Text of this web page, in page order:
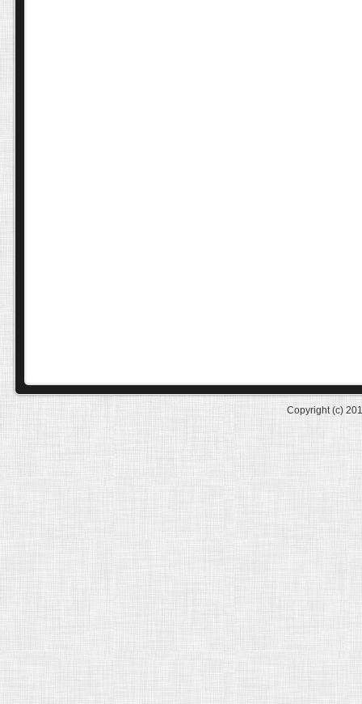
Copyright (c)